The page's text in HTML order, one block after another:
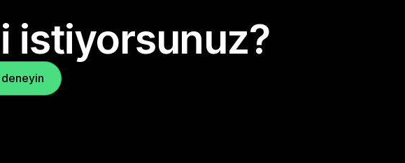
istiyorsunuz?